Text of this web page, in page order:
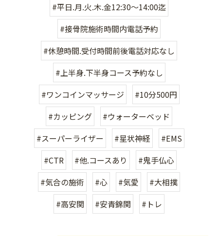
#平日.月.火.木.金12:30〜14:00迄
#接骨院施術時間内電話予約
#休憩時間.受付時間前後電話対応なし
#上半身.下半身コース予約なし
#ワンコインマッサージ
#10分500円
#カッピング
#ウォーターベッド
#スーパーライザー
#星状神経
#EMS
#CTR
#他.コースあり
#鬼手仏心
#気合の施術
#心 #気愛
#大相撲
#高安関
#安青錦関 #トレ